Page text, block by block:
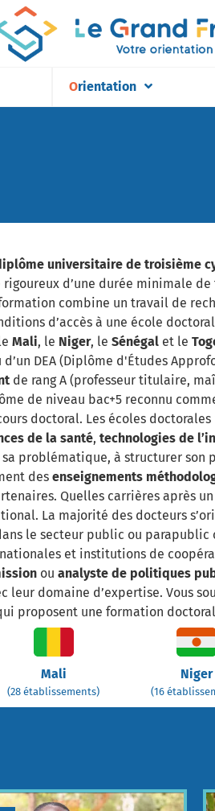
Orientation
universitaire de troisième
d’une durée minimale
combine un travail de
d’accès à une école
Mali, le Niger, le Sénégal et le
d’un DEA (Diplôme d'Études
de rang A (professeur titulaire,
de niveau bac+5 reconnu
doctoral. Les écoles
de la santé, technologies de
problématique, à structurer
des enseignements
Quelles carrières après
La majorité des docteurs
le secteur public ou parapublic
et institutions de
ou analyste de politiques
leur domaine d’expertise. Vous
proposent une formation
Mali
(28 établissements)
Niger
(16